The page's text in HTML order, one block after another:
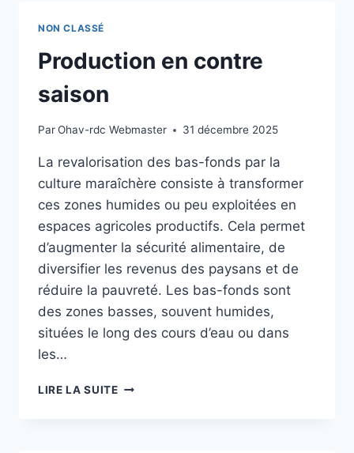
NON CLASSÉ
Production en contre
saison
ParOhav-rdc Webmaster 31 décembre 2025
La revalorisation des bas-fonds par la
culture maraîchère consiste à transformer
ces zones humides ou peu exploitées en
espaces agricoles productifs. Cela permet
d’augmenter la sécurité alimentaire, de
diversifier les revenus des paysans et de
réduire la pauvreté. Les bas-fonds sont
des zones basses, souvent humides,
situées le long des cours d’eau ou dans
les…
LIRE LA SUITEPRODUCTION